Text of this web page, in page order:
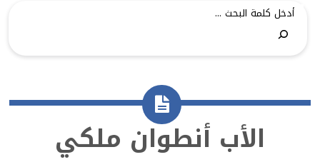
الأب أنطوان ملكي